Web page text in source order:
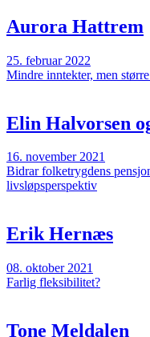
Aurora Hattrem
25. februar 2022
Mindre inntekter, men
Elin Halvorsen
16. november 2021
Bidrar folketrygdens
livsløpsperspektiv
Erik Hernæs
08. oktober 2021
Farlig fleksibilitet?
Tone Meldalen